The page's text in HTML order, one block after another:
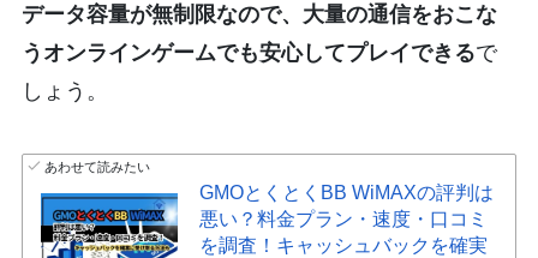
データ容量が無制限なので、大量の通信をおこな
うオンラインゲームでも安心してプレイできるで
しょう。
あわせて読みたい
GMOとくとくBB WiMAXの評判は
悪い？料金プラン・速度・口コミ
を調査！キャッシュバックを確実